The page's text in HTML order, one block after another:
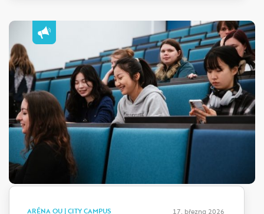
ARÉNA OU | CITY CAMPUS 17. března 2026